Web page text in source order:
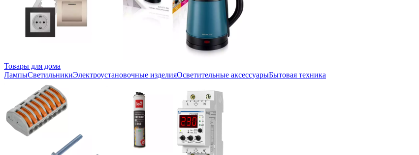
Товары для дома
ЛампыСветильникиЭлектроустановочные изделияОсветительные аксессуарыБытовая техника